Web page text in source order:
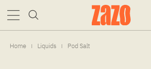
Home | Liquids | Pod Salt